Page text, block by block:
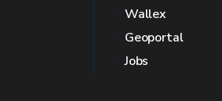
Wallex
Geoportal
Jobs